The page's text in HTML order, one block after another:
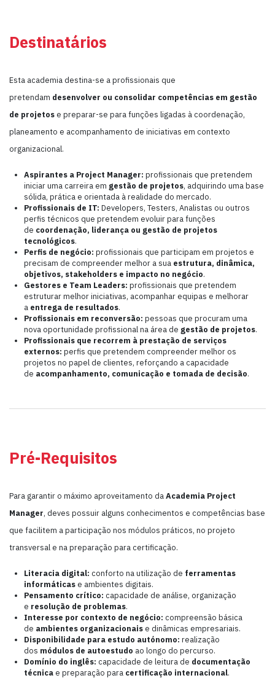
Destinatários
Esta academia destina-se a profissionais que
pretendam desenvolver ou consolidar competências em gestão
de projetos e preparar-se para funções ligadas à coordenação,
planeamento e acompanhamento de iniciativas em contexto
organizacional.
Aspirantes a Project Manager: profissionais que pretendem
iniciar uma carreira em gestão de projetos, adquirindo uma base
sólida, prática e orientada à realidade do mercado.
Profissionais de IT: Developers, Testers, Analistas ou outros
perfis técnicos que pretendem evoluir para funções
de coordenação, liderança ou gestão de projetos
tecnológicos.
Perfis de negócio: profissionais que participam em projetos e
precisam de compreender melhor a sua estrutura, dinâmica,
objetivos, stakeholders e impacto no negócio.
Gestores e Team Leaders: profissionais que pretendem
estruturar melhor iniciativas, acompanhar equipas e melhorar
a entrega de resultados.
Profissionais em reconversão: pessoas que procuram uma
nova oportunidade profissional na área de gestão de projetos.
Profissionais que recorrem à prestação de serviços
externos: perfis que pretendem compreender melhor os
projetos no papel de clientes, reforçando a capacidade
de acompanhamento, comunicação e tomada de decisão.
Pré-Requisitos
Para garantir o máximo aproveitamento da Academia Project
Manager, deves possuir alguns conhecimentos e competências base
que facilitem a participação nos módulos práticos, no projeto
transversal e na preparação para certificação.
Literacia digital: conforto na utilização de ferramentas
informáticas e ambientes digitais.
Pensamento crítico: capacidade de análise, organização
e resolução de problemas.
Interesse por contexto de negócio: compreensão básica
de ambientes organizacionais e dinâmicas empresariais.
Disponibilidade para estudo autónomo: realização
dos módulos de autoestudo ao longo do percurso.
Domínio do inglês: capacidade de leitura de documentação
técnica e preparação para certificação internacional.